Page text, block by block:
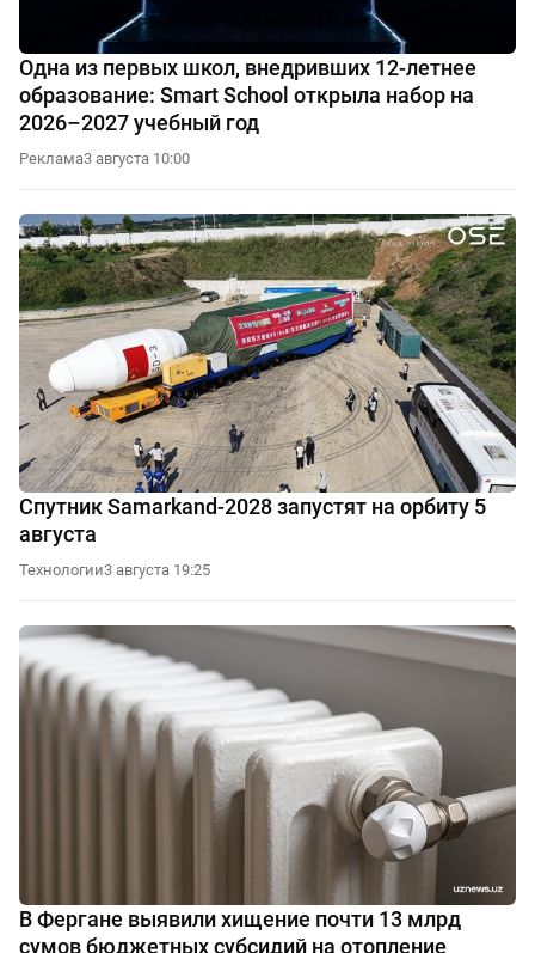
Одна из первых школ, внедривших 12-летнее
образование: Smart School открыла набор на
2026–2027 учебный год
Реклама3 августа 10:00
Спутник Samarkand-2028 запустят на орбиту 5
августа
Технологии3 августа 19:25
В Фергане выявили хищение почти 13 млрд
сумов бюджетных субсидий на отопление